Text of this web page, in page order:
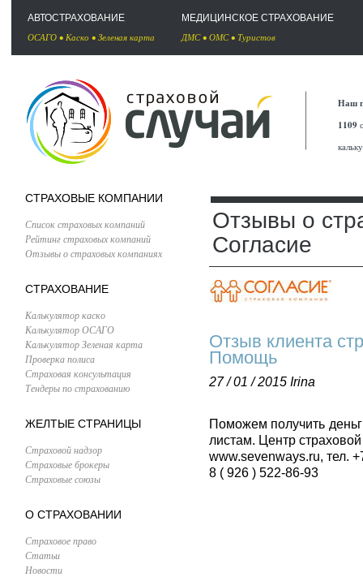
АВТОСТРАХОВАНИЕ
ОСАГО • Каско • Зеленая карта
МЕДИЦИНСКОЕ СТРАХОВАНИЕ
ДМС• ОМС• Туристов
Наш
1109
СТРАХОВЫЕ КОМПАНИИ
Список страховых компаний
Рейтинг страховых компаний
Отзывы о страховых компаниях
СТРАХОВАНИЕ
Калькулятор каско
Калькулятор ОСАГО
Калькулятор Зеленая карта
Проверка полиса
Страховая консультация
Тендеры по страхованию
ЖЕЛТЫЕ СТРАНИЦЫ
Страховой надзор
Страховые брокеры
Страховые союзы
О СТРАХОВАНИИ
Страховое право
Статьи
Новости
Отзывы о
Согласие
Отзыв клиента
Помощь
27 / 01 / 2015 Irina
Поможем получить
листам. Центр
www.sevenways.ru, тел.
8 ( 926 ) 522-86-93